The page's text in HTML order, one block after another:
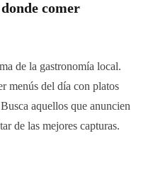
comer
de la gastronomía local.
menús del día con platos
aquellos que anuncien
de las mejores capturas.